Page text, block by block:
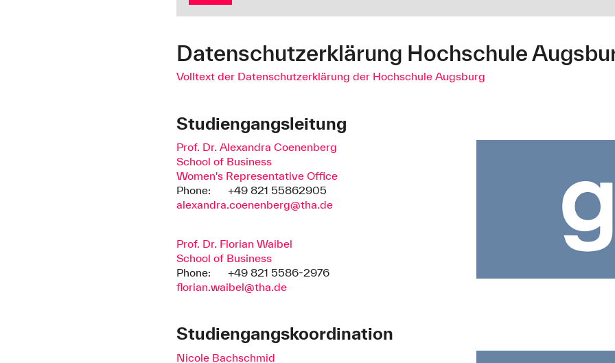
Datenschutzerklärung Hochschule
Volltext der Datenschutzerklärung der Hochschule Augsburg
Studiengangsleitung
Prof. Dr. Alexandra Coenenberg
School of Business
Women's Representative Office
Phone:
+49 821 55862905
alexandra.coenenberg@tha.de
Prof. Dr. Florian Waibel
School of Business
Phone:
+49 821 5586-2976
florian.waibel@tha.de
Studiengangskoordination
Nicole Bachschmid